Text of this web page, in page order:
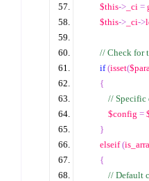
$this-> _ci =
$this-> _ci->
// Check for
if (isset(
{
// Specific
$config =
}
elseif (
{
// Default